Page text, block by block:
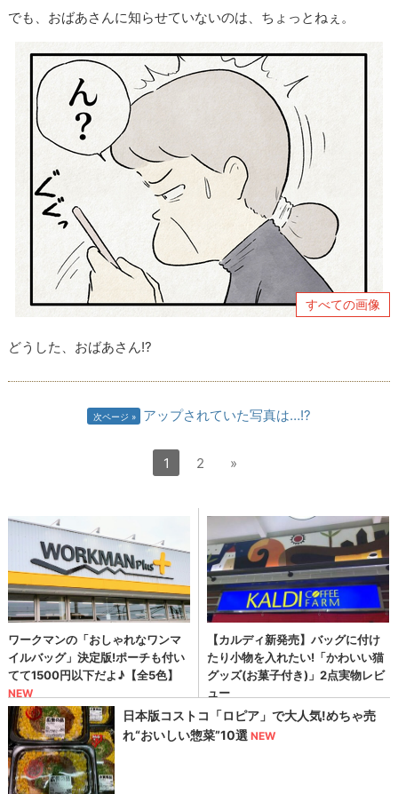
でも、おばあさんに知らせていないのは、ちょっとねぇ。
すべての画像
どうした、おばあさん!?
次ページ アップされていた写真は…!?
1 2 »